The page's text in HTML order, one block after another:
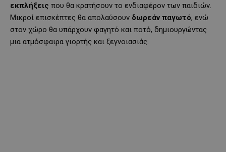
εκπλήξεις που θα κρατήσουν το ενδιαφέρον των παιδιών.
Μικροί επισκέπτες θα απολαύσουν δωρεάν παγωτό, ενώ
στον χώρο θα υπάρχουν φαγητό και ποτό, δημιουργώντας
μια ατμόσφαιρα γιορτής και ξεγνοιασιάς.